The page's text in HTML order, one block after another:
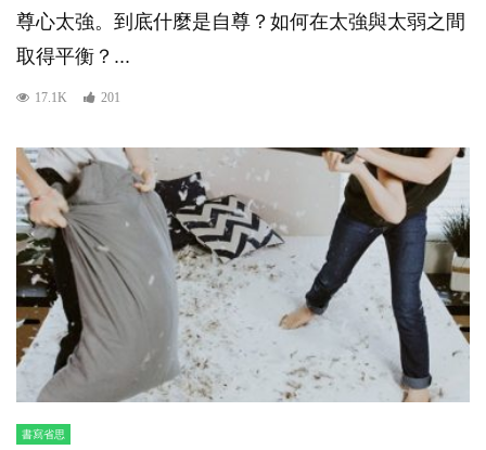
尊心太強。到底什麼是自尊？如何在太強與太弱之間
取得平衡？...
17.1K 201
書寫省思